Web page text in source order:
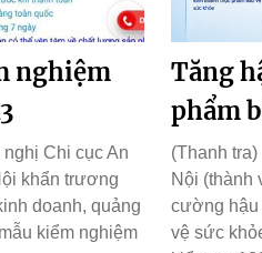
nghiệm
Chi cục An
khẩn trương
doanh, quảng
kiểm nghiệm
Tăng
phẩm
(Thanh
Nội (thành
cường hậu
vệ sức